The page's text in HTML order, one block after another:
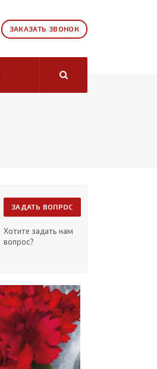
ЗАКАЗАТЬ ЗВОНОК
ЗАДАТЬ ВОПРОС
Хотите задать нам
вопрос?